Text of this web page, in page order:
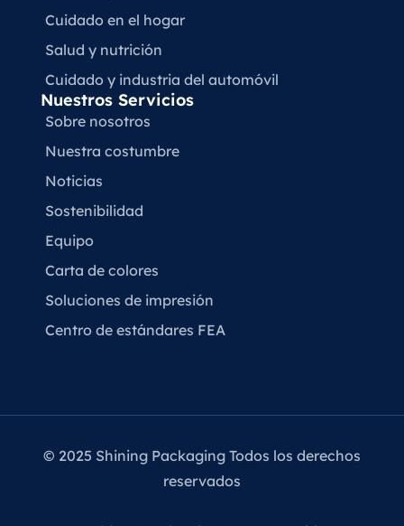
Cuidado en el hogar
Salud y nutrición
Cuidado y industria del automóvil
Nuestros Servicios
Sobre nosotros
Nuestra costumbre
Noticias
Sostenibilidad
Equipo
Carta de colores
Soluciones de impresión
Centro de estándares FEA
© 2025 Shining Packaging Todos los derechos
reservados